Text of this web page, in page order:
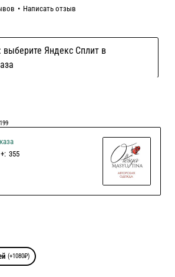
выберите Яндекс Сплит в
• Написать отзыв
355
(+1080₽)